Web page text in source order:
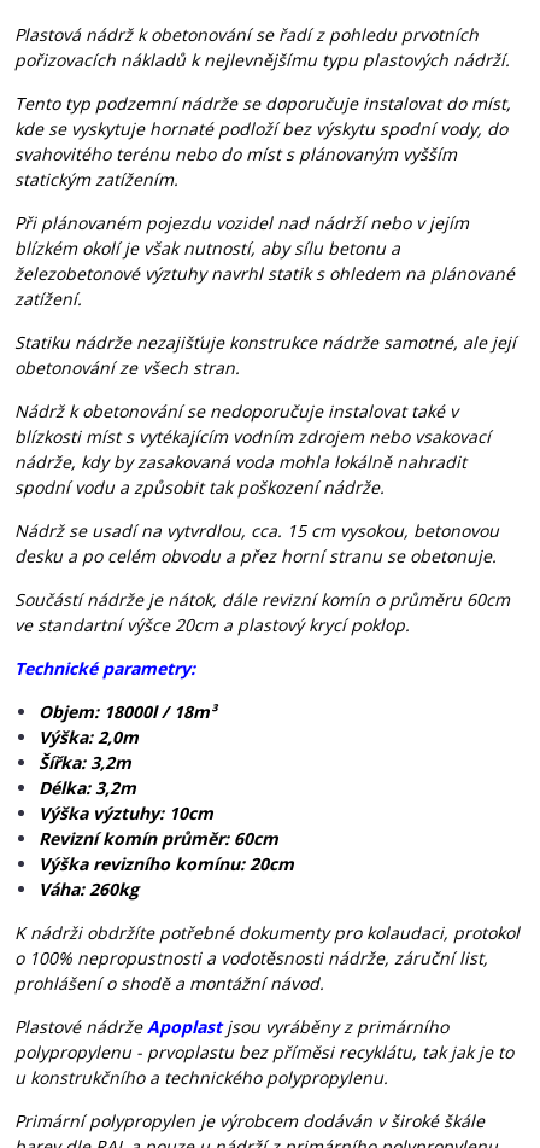
Plastová nádrž k obetonování se řadí z pohledu prvotních
pořizovacích nákladů k nejlevnějšímu typu plastových nádrží.
Tento typ podzemní nádrže se doporučuje instalovat do míst,
kde se vyskytuje hornaté podloží bez výskytu spodní vody, do
svahovitého terénu nebo do míst s plánovaným vyšším
statickým zatížením.
Při plánovaném pojezdu vozidel nad nádrží nebo v jejím
blízkém okolí je však nutností, aby sílu betonu a
železobetonové výztuhy navrhl statik s ohledem na plánované
zatížení.
Statiku nádrže nezajišťuje konstrukce nádrže samotné, ale její
obetonování ze všech stran.
Nádrž k obetonování se nedoporučuje instalovat také v
blízkosti míst s vytékajícím vodním zdrojem nebo vsakovací
nádrže, kdy by zasakovaná voda mohla lokálně nahradit
spodní vodu a způsobit tak poškození nádrže.
Nádrž se usadí na vytvrdlou, cca. 15 cm vysokou, betonovou
desku a po celém obvodu a přez horní stranu se obetonuje.
Součástí nádrže je nátok, dále revizní komín o průměru 60cm
ve standartní výšce 20cm a plastový krycí poklop.
Technické parametry:
Objem: 18000l / 18m³
Výška: 2,0m
Šířka: 3,2m
Délka: 3,2m
Výška výztuhy: 10cm
Revizní komín průměr: 60cm
Výška revizního komínu: 20cm
Váha: 260kg
K nádrži obdržíte potřebné dokumenty pro kolaudaci, protokol
o 100% nepropustnosti a vodotěsnosti nádrže, záruční list,
prohlášení o shodě a montážní návod.
Plastové nádržeApoplastjsou vyráběny z primárního
polypropylenu - prvoplastu bez příměsi recyklátu, tak jak je to
u konstrukčního a technického polypropylenu.
Primární polypropylen je výrobcem dodáván v široké škále